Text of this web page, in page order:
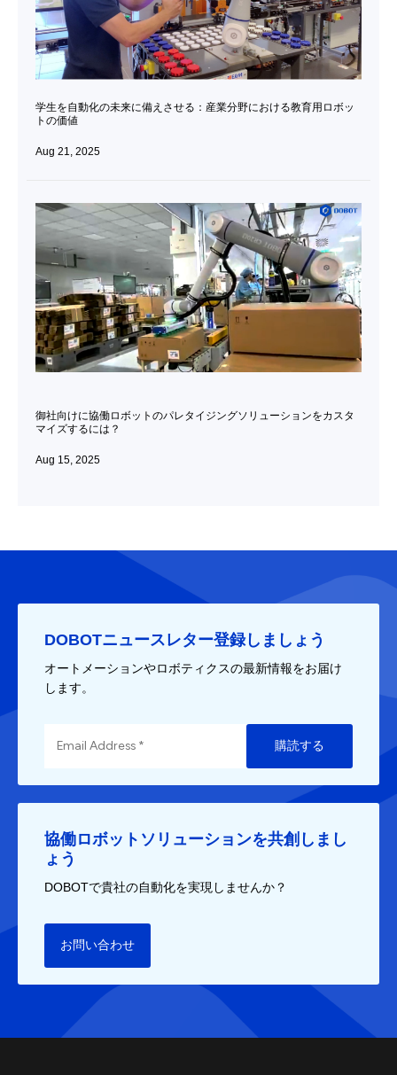
学生を自動化の未来に備えさせる：産業分野における教育用ロボッ
トの価値
Aug 21, 2025
御社向けに協働ロボットのパレタイジングソリューションをカスタ
マイズするには？
Aug 15, 2025
DOBOTニュースレター登録しましょう
オートメーションやロボティクスの最新情報をお届け
します。
購読する
協働ロボットソリューションを共創しまし
ょう
DOBOTで貴社の自動化を実現しませんか？
お問い合わせ